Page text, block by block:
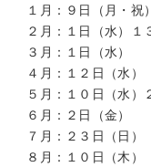
１月：９日（月・祝
２月：１日（水）１
３月：１日（水）
４月：１２日（水）
５月：１０日（水）
６月：２日（金）
７月：２３日（日）
８月：１０日（木）